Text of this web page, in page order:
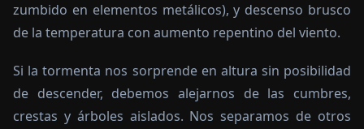
zumbido en elementos metálicos), y descenso brusco
de la temperatura con aumento repentino del viento.
Si la tormenta nos sorprende en altura sin posibilidad
de descender, debemos alejarnos de las cumbres,
crestas y árboles aislados. Nos separamos de otros